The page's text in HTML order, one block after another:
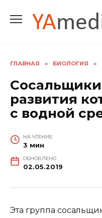
содержанию
ГЛАВНАЯ » БИОЛОГИЯ »
развития
с водной
НА ЧТЕНИЕ
3 мин
ОБНОВЛЕНО
02.05.2019
Эта группа